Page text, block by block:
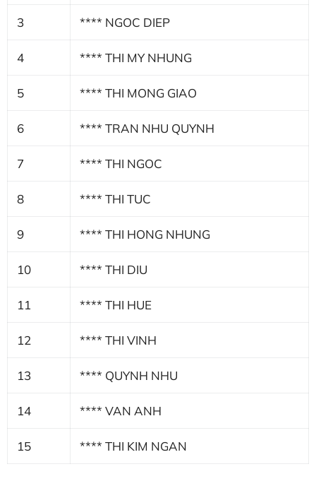
3 **** NGOC DIEP
4 **** THI MY NHUNG
5 **** THI MONG GIAO
6 **** TRAN NHU QUYNH
7 **** THI NGOC
8 **** THI TUC
9 **** THI HONG NHUNG
10 **** THI DIU
11 **** THI HUE
12 **** THI VINH
13 **** QUYNH NHU
14 **** VAN ANH
15 **** THI KIM NGAN